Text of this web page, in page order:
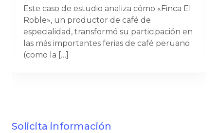
Este caso de estudio analiza cómo «Finca El
Roble», un productor de café de
especialidad, transformó su participación en
las más importantes ferias de café peruano
(como la […]
Solicita información